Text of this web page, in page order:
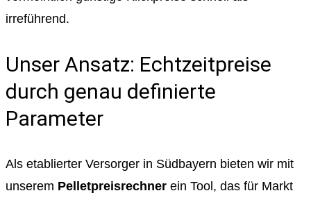
irreführend.
Unser Ansatz: Echtzeitpreise
durch genau definierte
Parameter
Als etablierter Versorger in Südbayern bieten wir mit
unserem Pelletpreisrechner ein Tool, das für Markt